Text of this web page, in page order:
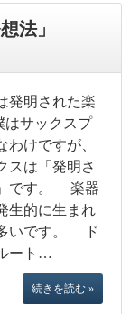
法」
発明された楽
サックスプ
わけですが、
スは「発明さ
です。 楽器
生的に生まれ
いです。 ド
ート…
続きを読む »